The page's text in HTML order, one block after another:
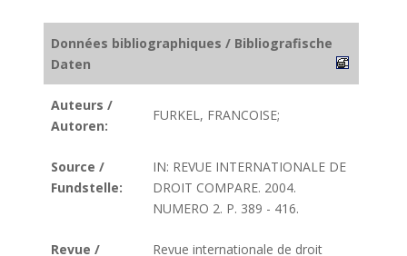
Données bibliographiques / Bibliografische
Daten
Auteurs /
Autoren:
FURKEL, FRANCOISE;
Source /
Fundstelle:
IN: REVUE INTERNATIONALE DE
DROIT COMPARE. 2004.
NUMERO 2. P. 389 - 416.
Revue /
Revue internationale de droit